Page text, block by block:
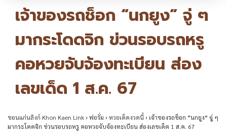
เจ้าของรถช็อก “นกยูง” จู่ ๆ
มากระโดดจิก ข่วนรอบรถหรู
คอหวยจับจ้องทะเบียน ส่อง
เลขเด็ด 1 ส.ค. 67
ขอนแก่นลิงก์ Khon Kaen Link›ฟอรั่ม ›หวยเด็ดงวดนี้› เจ้าของรถช็อก “นกยูง” จู่ ๆ
มากระโดดจิก ข่วนรอบรถหรู คอหวยจับจ้องทะเบียน ส่องเลขเด็ด 1 ส.ค. 67